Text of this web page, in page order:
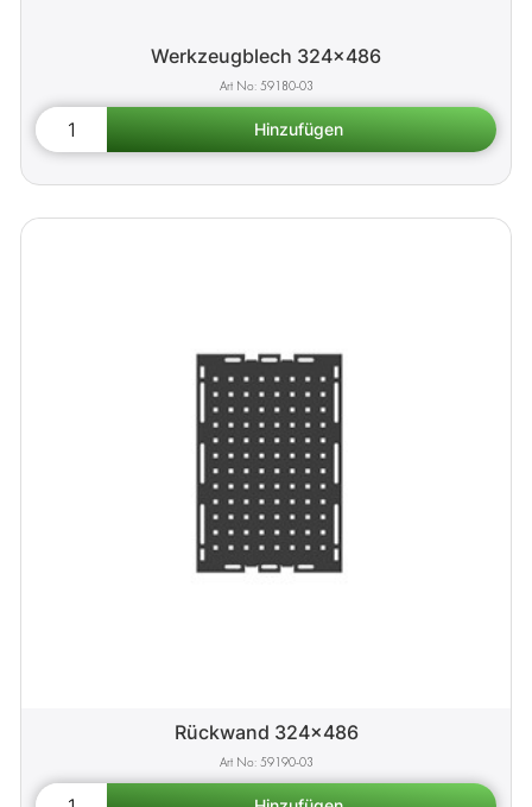
Werkzeugblech 324x486
59180-03
Rückwand 324x486
59190-03